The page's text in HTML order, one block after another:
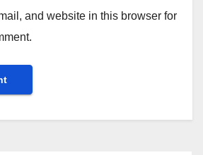
and website in this browser for